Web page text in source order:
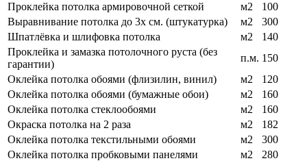
Проклейка потолка армировочной сеткой
м2
100
Выравнивание потолка до 3х см. (штукатурка)
м2
300
Шпатлёвка и шлифовка потолка
м2
140
Проклейка и замазка потолочного руста (без
гарантии)
п.м. 150
Оклейка потолка обоями (флизилин, винил)
м2
120
Оклейка потолка обоями (бумажные обои)
м2
160
Оклейка потолка стеклообоями
м2
160
Окраска потолка на 2 раза
м2
182
Оклейка потолка текстильными обоями
м2
300
Оклейка потолка пробковыми панелями
м2
280